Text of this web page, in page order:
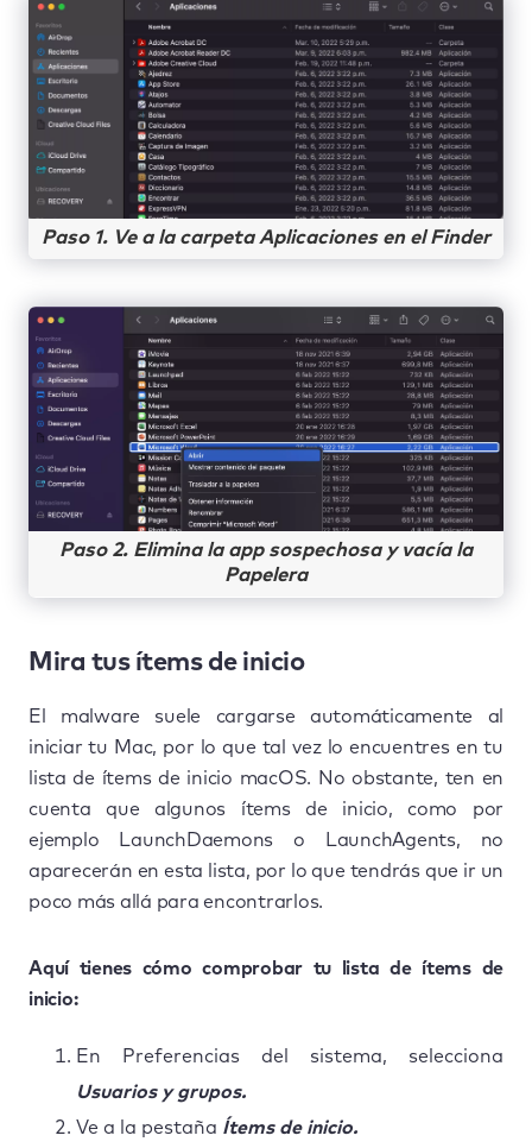
Paso 1. Ve a la carpeta Aplicaciones en el Finder
Paso 2. Elimina la app sospechosa y vacía la
Papelera
Mira tus ítems de inicio
El malware suele cargarse automáticamente al
iniciar tu Mac, por lo que tal vez lo encuentres en tu
lista de ítems de inicio macOS. No obstante, ten en
cuenta que algunos ítems de inicio, como por
ejemplo LaunchDaemons o LaunchAgents, no
aparecerán en esta lista, por lo que tendrás que ir un
poco más allá para encontrarlos.
Aquí tienes cómo comprobar tu lista de ítems de
inicio:
En Preferencias del sistema, selecciona
Usuarios y grupos.
Ve a la pestaña Ítems de inicio.